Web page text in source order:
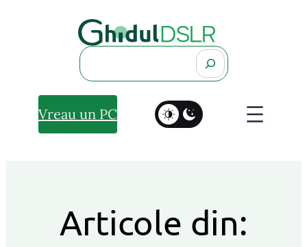
Search
Vreau un PC
Articole din: